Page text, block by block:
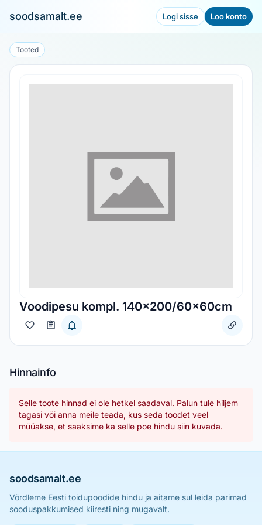
soodsamalt.ee Logi sisse Loo konto
Tooted
Voodipesu kompl. 140x200/60x60cm
Hinnainfo
Selle toote hinnad ei ole hetkel saadaval. Palun tule hiljem
tagasi või anna meile teada, kus seda toodet veel
müüakse, et saaksime ka selle poe hindu siin kuvada.
soodsamalt.ee
Võrdleme Eesti toidupoodide hindu ja aitame sul leida parimad
sooduspakkumised kiiresti ning mugavalt.